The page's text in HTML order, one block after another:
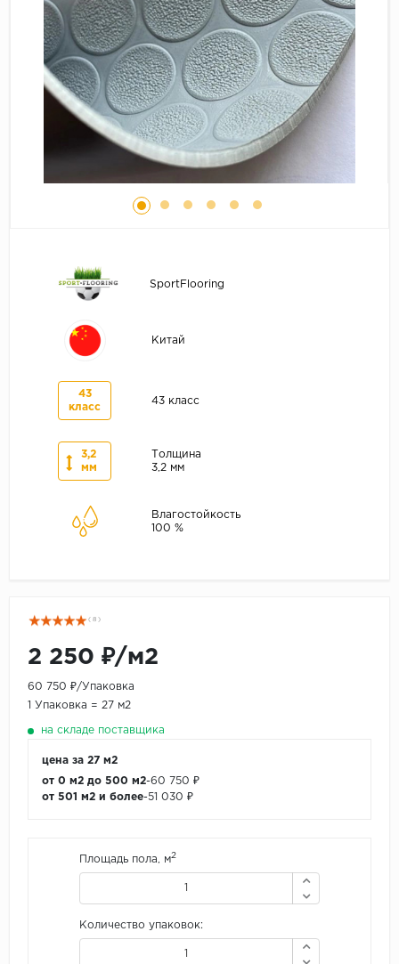
Серый
Бежевый
Дуб светлый
Коричневый
Страна
Бельгия
SportFlooring
Китай
43
класс
43 класс
3,2
мм
Толщина
3,2 мм
Влагостойкость
100 %
( 8 )
2 250 ₽/м2
60 750 ₽/Упаковка
1 Упаковка = 27 м2
на складе поставщика
цена за 27 м2
от 0 м2 до 500 м2-60 750 ₽
от 501 м2 и более-51 030 ₽
Площадь пола, м2
Количество упаковок: